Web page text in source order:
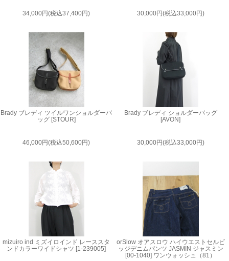
34,000円(税込37,400円) 30,000円(税込33,000円)
Brady ブレディ ツイルワンショルダーバ
ッグ [STOUR]
46,000円(税込50,600円)
Brady ブレディ ショルダーバッグ
[AVON]
30,000円(税込33,000円)
mizuiro ind ミズイロインド レーススタ
ンドカラーワイドシャツ [1-239005]
orSlow オアスロウ ハイウエストセルビ
ッジデニムパンツ JASMIN ジャスミン
[00-1040] ワンウォッシュ（81）